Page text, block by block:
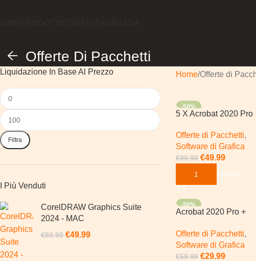
Offerte Di Pacchetti
Liquidazione In Base Al Prezzo
Filtra
I Più Venduti
CorelDRAW Graphics Suite
2024 - MAC
€89.99 €49.99
Home Offerte di
-50%
5 X Acrobat 2020 Pro
Offerte di Pacchetti,
Software di Grafica
€99.99 €49.99
Aggiungi Al Carrello
-50%
Acrobat 2020 Pro +
Windows
Offerte di Pacchetti,
Software di Grafica
€59.99 €29.99